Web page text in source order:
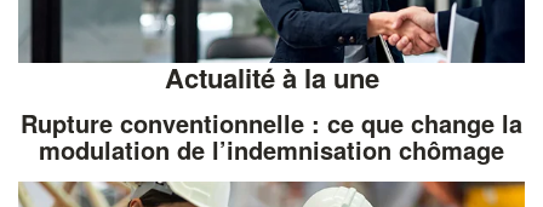
Actualité à la une
Rupture conventionnelle : ce que change la
modulation de l’indemnisation chômage